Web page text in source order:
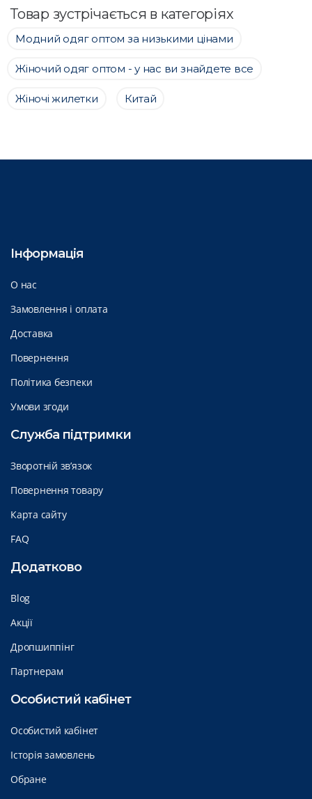
Товар зустрічається в категоріях
Модний одяг оптом за низькими цінами
Жіночий одяг оптом - у нас ви знайдете все
Жіночі жилетки Китай
Інформація
О нас
Замовлення і оплата
Доставка
Повернення
Політика безпеки
Умови згоди
Служба підтримки
Зворотній зв’язок
Повернення товару
Карта сайту
FAQ
Додатково
Blog
Акції
Дропшиппінг
Партнерам
Особистий кабінет
Особистий кабінет
Історія замовлень
Обране